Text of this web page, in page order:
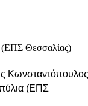
Θεσσαλίας)
(ΕΠΣ